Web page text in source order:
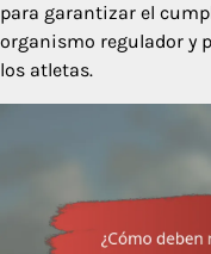
para garantizar el
organismo regulador y
los atletas.